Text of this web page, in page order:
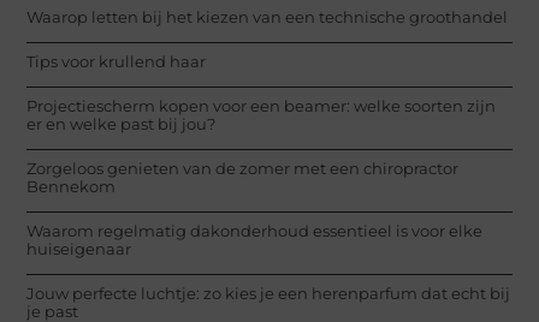
Waarop letten bij het kiezen van een technische groothandel
Tips voor krullend haar
Projectiescherm kopen voor een beamer: welke soorten zijn
er en welke past bij jou?
Zorgeloos genieten van de zomer met een chiropractor
Bennekom
Waarom regelmatig dakonderhoud essentieel is voor elke
huiseigenaar
Jouw perfecte luchtje: zo kies je een herenparfum dat echt bij
je past